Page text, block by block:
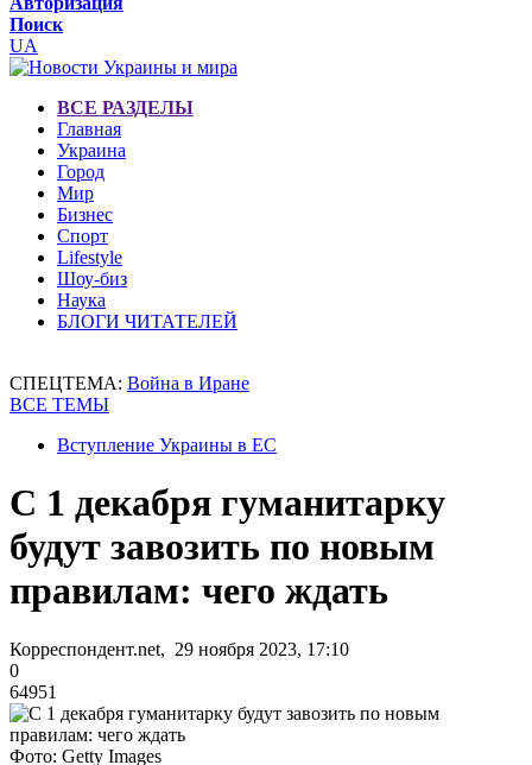
Поиск
UA
ВСЕ РАЗДЕЛЫ
Главная
Украина
Город
Мир
Бизнес
Спорт
Lifestyle
Шоу-биз
Наука
БЛОГИ ЧИТАТЕЛЕЙ
СПЕЦТЕМА: Война в Иране
ВСЕ ТЕМЫ
Вступление Украины в ЕС
С 1 декабря гуманитарку
будут завозить по новым
правилам: чего ждать
Корреспондент.net, 29 ноября 2023, 17:10
0
64951
Фото: Getty Images